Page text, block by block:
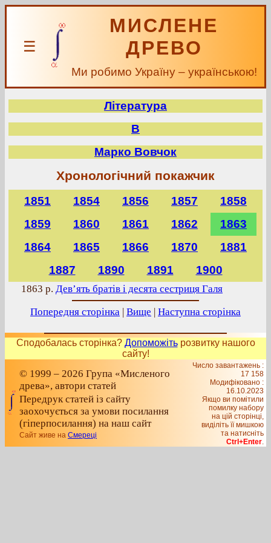
☰
МИСЛЕНЕ
ДРЕВО
Ми робимо Україну – українською!
Література
В
Марко Вовчок
Хронологічний покажчик
1851 1854 1856 1857
1858
1859
1860 1861 1862
1863
1864
1865 1866 1870
1881
1887
1890 1891 1900
1863 р. Дев’ять братів і десята сестриця Галя
Попередня сторінка | Вище | Наступна сторінка
Сподобалась сторінка? Допоможітьрозвитку нашого
сайту!
© 1999 – 2026 Група «Мисленого
древа», автори статей
Передрук статей із сайту
заохочується за умови посилання
(гіперпосилання) на наш сайт
Сайт живе на Смереці
Число завантажень :
17 158
Модифіковано :
16.10.2023
Якщо ви помітили
помилку набору
на цiй сторiнцi,
видiлiть її мишкою
та натисніть
Ctrl+Enter.